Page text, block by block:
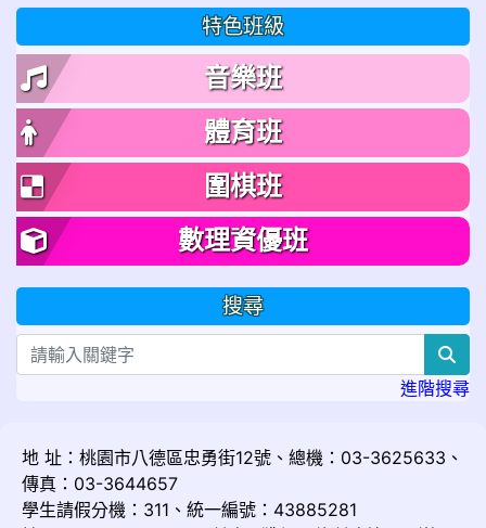
特色班級
音樂班
體育班
圍棋班
數理資優班
搜尋
進階搜尋
地 址：桃園市八德區忠勇街12號、總機：03-3625633、
傳真：03-3644657
學生請假分機：311、統一編號：43885281